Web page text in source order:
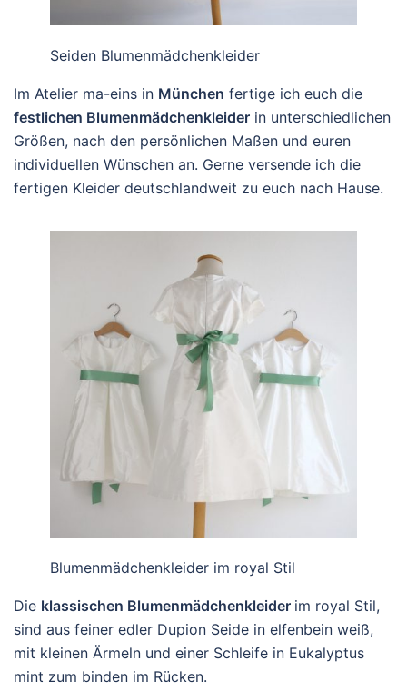
Seiden Blumenmädchenkleider
Im Atelier ma-eins in München fertige ich euch die
festlichen Blumenmädchenkleider in unterschiedlichen
Größen, nach den persönlichen Maßen und euren
individuellen Wünschen an. Gerne versende ich die
fertigen Kleider deutschlandweit zu euch nach Hause.
Blumenmädchenkleider im royal Stil
Die klassischen Blumenmädchenkleider im royal Stil,
sind aus feiner edler Dupion Seide in elfenbein weiß,
mit kleinen Ärmeln und einer Schleife in Eukalyptus
mint zum binden im Rücken.